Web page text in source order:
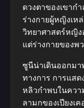
ดวงตาของเขากํ
ร่างกายผู้หญิงเ
วิทยาศาสตร์หญิง
แต่ร่างกายของพ
ซูนีน่าเดินออกม
ทางการ การแส
หลิวกําพบในควา
ลามกของเปียงเ